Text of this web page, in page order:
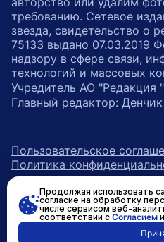
требованию. Сетевое
звезда, свидетельство
75133 выдано 07.03.2019
надзору в сфере связи,
технологий и массовых
Учредитель АО "Редакция
Главный редактор:
Пользовательское
Политика
возрастное
Продолжая использовать
согласие на обработку
числе сервисом веб-
соответствии с Согласиеми